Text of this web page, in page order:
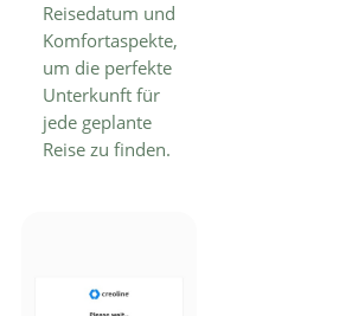
Reisedatum und
Komfortaspekte,
um die perfekte
Unterkunft für
jede geplante
Reise zu finden.